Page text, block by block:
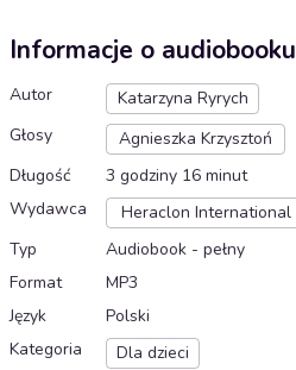
Informacje o audiobooku
Autor
Katarzyna Ryrych
Głosy
Agnieszka Krzysztoń
Długość
3 godziny 16 minut
Wydawca
Heraclon International
Typ
Audiobook - pełny
Format
MP3
Język
Polski
Kategoria
Dla dzieci